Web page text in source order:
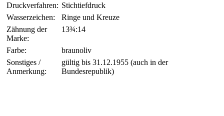
Druckverfahren: Stichtiefdruck
Wasserzeichen:
Ringe und Kreuze
Zähnung der
Marke:
13¾:14
Farbe:
braunoliv
Sonstiges /
Anmerkung:
gültig bis 31.12.1955 (auch in der
Bundesrepublik)